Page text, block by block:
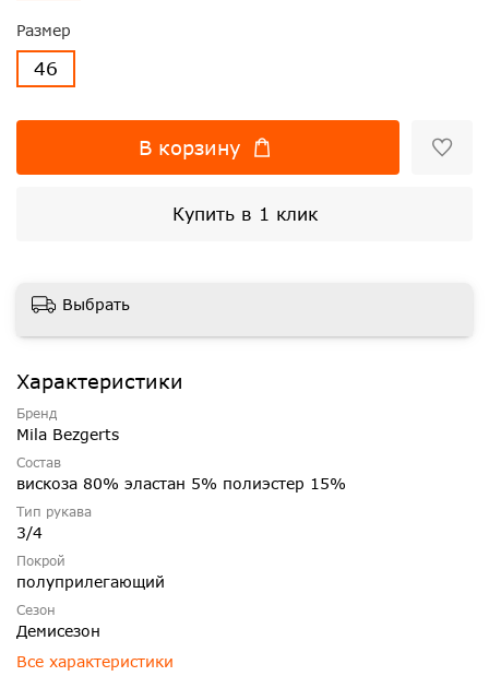
Размер
46
В корзину
Купить в 1 клик
Выбрать
Характеристики
Бренд
Mila Bezgerts
Состав
вискоза 80% эластан 5% полиэстер 15%
Тип рукава
3/4
Покрой
полуприлегающий
Сезон
Демисезон
Все характеристики